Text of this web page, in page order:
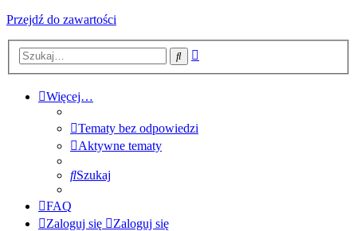
Przejdź do zawartości
Szukaj
Więcej…
Tematy bez odpowiedzi
Aktywne tematy
Szukaj
FAQ
Zaloguj się
Zaloguj się